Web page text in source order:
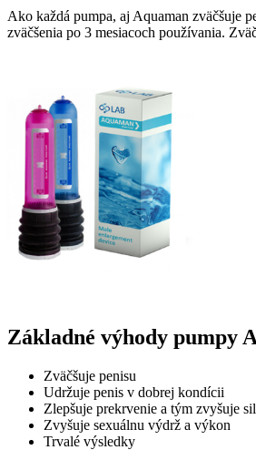
Ako každá pumpa, aj Aquaman zväčšuje
zväčšenia po 3 mesiacoch používania.
Základné výhody pumpy
Zväčšuje penisu
Udržuje penis v dobrej kondícii
Zlepšuje prekrvenie a tým zvyšuje
Zvyšuje sexuálnu výdrž a výkon
Trvalé výsledky